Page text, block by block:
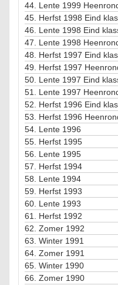
44. Lente 1999
45. Herfst 1998 Eind
46. Lente 1998 Eind
47. Lente 1998
48. Herfst 1997 Eind
49. Herfst 1997
50. Lente 1997 Eind
51. Lente 1997
52. Herfst 1996 Eind
53. Herfst 1996
54. Lente 1996
55. Herfst 1995
56. Lente 1995
57. Herfst 1994
58. Lente 1994
59. Herfst 1993
60. Lente 1993
61. Herfst 1992
62. Zomer 1992
63. Winter 1991
64. Zomer 1991
65. Winter 1990
66. Zomer 1990